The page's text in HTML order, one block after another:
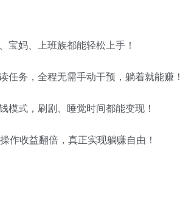
宝妈、上班族都能轻松上手！
务，全程无需手动干预，躺着就能赚！
模式，刷剧、睡觉时间都能变现！
作收益翻倍，真正实现躺赚自由！